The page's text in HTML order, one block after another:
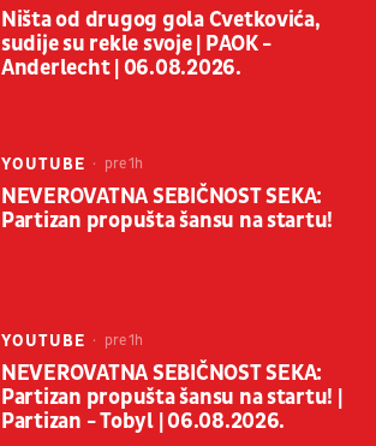
Ništa od drugog gola Cvetkovića,
sudije su rekle svoje | PAOK -
Anderlecht | 06.08.2026.
YOUTUBE pre 1h
NEVEROVATNA SEBIČNOST SEKA:
Partizan propušta šansu na startu!
YOUTUBE pre 1h
NEVEROVATNA SEBIČNOST SEKA:
Partizan propušta šansu na startu! |
Partizan - Tobyl | 06.08.2026.